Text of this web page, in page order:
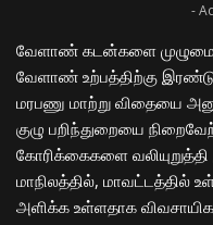
-
வேளாண் கடன்களை
வேளாண் உற்பத்திற்கு
மரபணு மாற்று விதையை
குழு பறிந்துறையை
கோரிக்கைகளை
மாநிலத்தில், மாவட்டத்தில்
அளிக்க உள்ளதாக